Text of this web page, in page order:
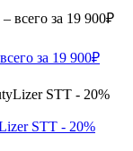
за 19 900₽
STT - 20%